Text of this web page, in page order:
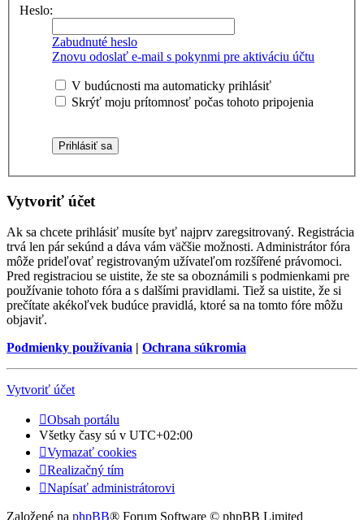
Heslo:
Zabudnuté heslo
Znovu odoslať e-mail s pokynmi pre aktiváciu účtu
V budúcnosti ma automaticky prihlásiť
Skrýť moju prítomnosť počas tohoto pripojenia
Vytvoriť účet
Ak sa chcete prihlásiť musíte byť najprv zaregsitrovaný. Registrácia
trvá len pár sekúnd a dáva vám väčšie možnosti. Administrátor fóra
môže prideľovať registrovaným užívateľom rozšířené právomoci.
Pred registraciou se uistite, že ste sa oboznámili s podmienkami pre
používanie tohoto fóra a s dalšími pravidlami. Tiež sa uistite, že si
prečítate akékoľvek budúce pravidlá, ktoré sa na tomto fóre môžu
objaviť.
Podmienky používania | Ochrana súkromia
Vytvoriť účet
Obsah portálu
Všetky časy sú v UTC+02:00
Vymazať cookies
Realizačný tím
Napísať administrátorovi
Založené na phpBB® Forum Software © phpBB Limited